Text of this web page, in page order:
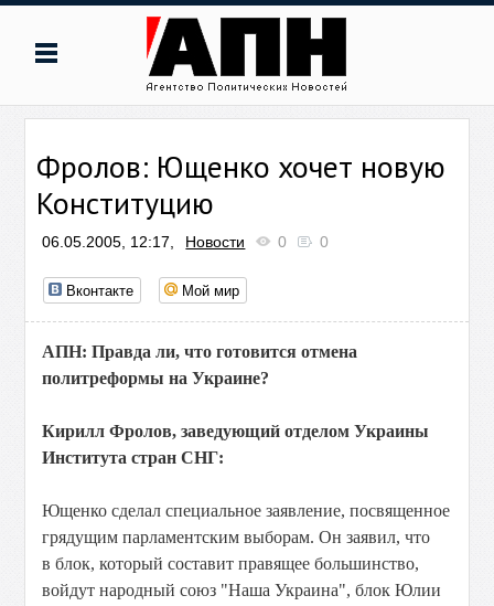
Фролов: Ющенко хочет новую
Конституцию
06.05.2005, 12:17, Новости 0 0
Вконтакте Мой мир
АПН: Правда ли, что готовится отмена
политреформы на Украине?
Кирилл Фролов, заведующий отделом Украины
Института стран СНГ:
Ющенко сделал специальное заявление, посвященное
грядущим парламентским выборам. Он заявил, что
в блок, который составит правящее большинство,
войдут народный союз "Наша Украина", блок Юлии